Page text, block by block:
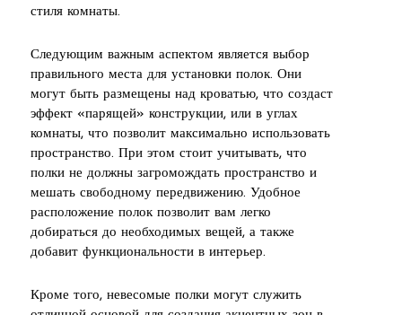
стиля комнаты.
Следующим важным аспектом является выбор
правильного места для установки полок. Они
могут быть размещены над кроватью, что создаст
эффект «парящей» конструкции, или в углах
комнаты, что позволит максимально использовать
пространство. При этом стоит учитывать, что
полки не должны загромождать пространство и
мешать свободному передвижению. Удобное
расположение полок позволит вам легко
добираться до необходимых вещей, а также
добавит функциональности в интерьер.
Кроме того, невесомые полки могут служить